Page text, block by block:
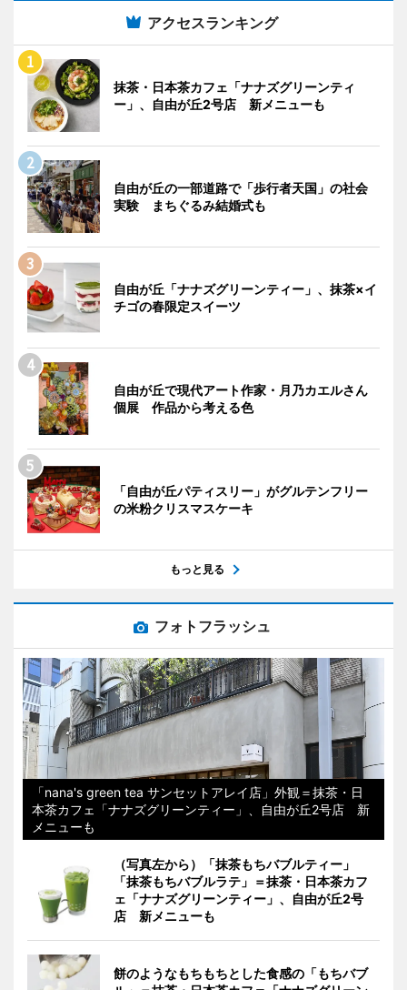
アクセスランキング
抹茶・日本茶カフェ「ナナズグリーンティ
ー」、自由が丘2号店 新メニューも
自由が丘の一部道路で「歩行者天国」の社会
実験 まちぐるみ結婚式も
自由が丘「ナナズグリーンティー」、抹茶×イ
チゴの春限定スイーツ
自由が丘で現代アート作家・月乃カエルさん
個展 作品から考える色
「自由が丘パティスリー」がグルテンフリー
の米粉クリスマスケーキ
もっと見る
フォトフラッシュ
「nana's green tea サンセットアレイ店」外観＝抹茶・日
本茶カフェ「ナナズグリーンティー」、自由が丘2号店 新
メニューも
（写真左から）「抹茶もちバブルティー」
「抹茶もちバブルラテ」＝抹茶・日本茶カフ
ェ「ナナズグリーンティー」、自由が丘2号
店 新メニューも
餅のようなもちもちとした食感の「もちバブ